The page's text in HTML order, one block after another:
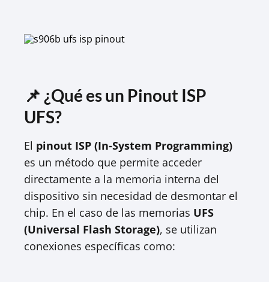
📌 ¿Qué es un Pinout ISP
UFS?
El pinout ISP (In-System Programming)
es un método que permite acceder
directamente a la memoria interna del
dispositivo sin necesidad de desmontar el
chip. En el caso de las memorias UFS
(Universal Flash Storage), se utilizan
conexiones específicas como: